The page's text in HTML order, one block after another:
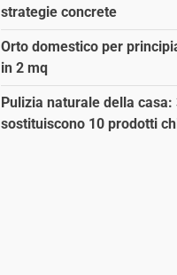
strategie concrete
Orto domestico per
in 2 mq
Pulizia naturale della
sostituiscono 10 prodotti